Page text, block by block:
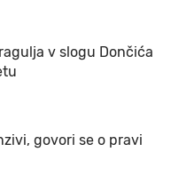
v slogu Dončića
govori se o pravi